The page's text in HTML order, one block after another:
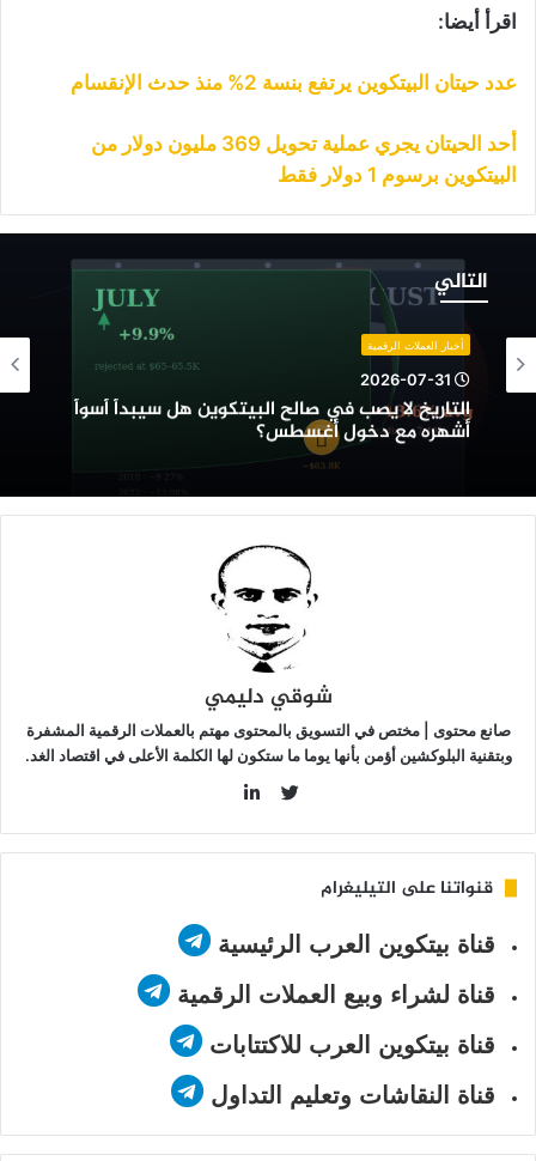
اقرأ أيضا:
عدد حيتان البيتكوين يرتفع بنسة 2% منذ حدث الإنقسام
أحد الحيتان يجري عملية تحويل 369 مليون دولار من
البيتكوين برسوم 1 دولار فقط
التالي
صالح
البيتكوين
هل
مع
دخول
أخبار العملات الرقمية
2026-07-31
التاريخ لا يصب في صالح البيتكوين هل سيبدأ أسوأ
أشهره مع دخول أغسطس؟
شوقي دليمي
صانع محتوى | مختص في التسويق بالمحتوى مهتم بالعملات الرقمية المشفرة
وبتقنية البلوكشين أؤمن بأنها يوما ما ستكون لها الكلمة الأعلى في اقتصاد الغد.
قنواتنا على التيليغرام
قناة بيتكوين العرب الرئيسية
قناة لشراء وبيع العملات الرقمية
قناة بيتكوين العرب للاكتتابات
قناة النقاشات وتعليم التداول